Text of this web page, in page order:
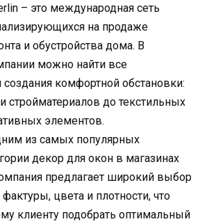
– это международная сеть
на продаже
и обустройства дома. В
можно найти все
комфортной обстановки:
стройматериалов до текстильных
элементов.
из самых популярных
декор для окон в магазинах
предлагает широкий выбор
цвета и плотности, что
клиенту подобрать оптимальный